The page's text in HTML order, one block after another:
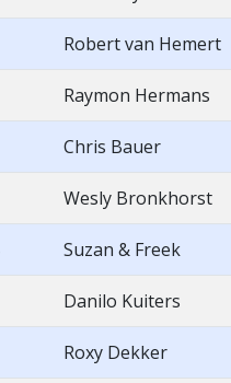
Robert van Hemert
Raymon Hermans
Chris Bauer
Wesly Bronkhorst
Suzan & Freek
Danilo Kuiters
Roxy Dekker